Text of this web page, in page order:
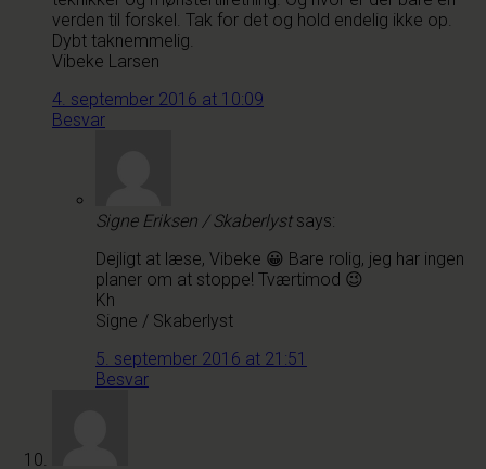
verden til forskel. Tak for det og hold endelig ikke op.
Dybt taknemmelig.
Vibeke Larsen
4. september 2016 at 10:09
Besvar
Signe Eriksen / Skaberlyst says:
Dejligt at læse, Vibeke 😀 Bare rolig, jeg har ingen
planer om at stoppe! Tværtimod 😉
Kh
Signe / Skaberlyst
5. september 2016 at 21:51
Besvar